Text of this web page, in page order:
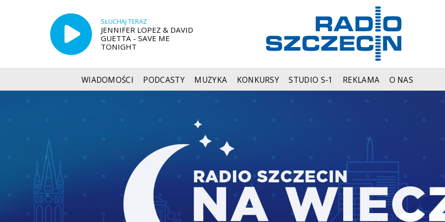
SŁUCHAJ TERAZ
JENNIFER LOPEZ & DAVID
GUETTA - SAVE ME
TONIGHT
WIADOMOŚCI PODCASTY MUZYKA KONKURSY STUDIO S-1 REKLAMA O NAS